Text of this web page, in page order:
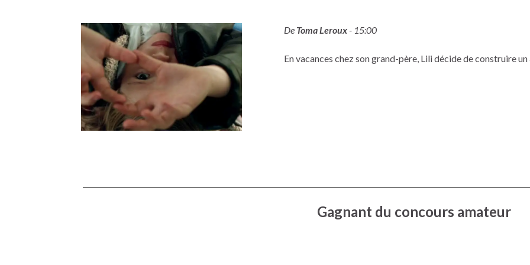
De Toma Leroux- 15:00
En vacances chez son grand-père, Lili décide de construire un
Gagnant du concours amateur